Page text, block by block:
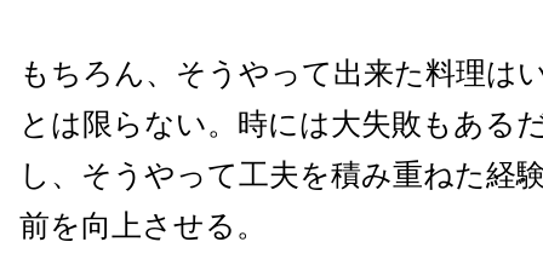
もちろん、そうやって出来た料理は
とは限らない。時には大失敗もある
し、そうやって工夫を積み重ねた経
前を向上させる。